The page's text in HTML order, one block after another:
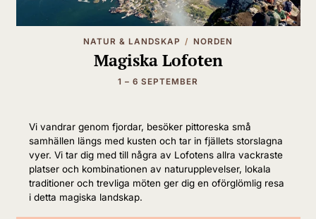
naturupplevelse med branta klippor som reser
sig runt fartyget. Mot kvällen anlöper vi
Svolvaer, där det går att ta en kvällspromenad
innan vi fortsätter till Stamsund, vid foten av
DAG 5
Helgelandskusten
NATUR & LANDSKAP NORDEN
Magiska Lofoten
1 – 6 SEPTEMBER
Vi vandrar genom fjordar, besöker pittoreska små
samhällen längs med kusten och tar in fjällets storslagna
vyer. Vi tar dig med till några av Lofotens allra vackraste
platser och kombinationen av naturupplevelser, lokala
traditioner och trevliga möten ger dig en oförglömlig resa
i detta magiska landskap.